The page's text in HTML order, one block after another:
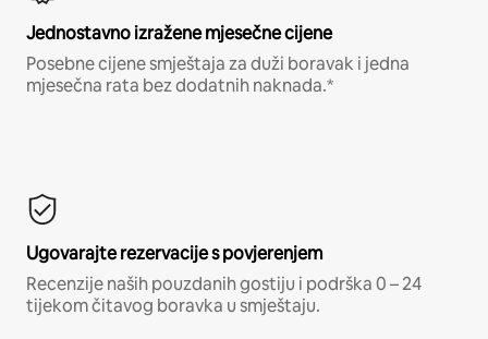
Jednostavno izražene mjesečne cijene
Posebne cijene smještaja za duži boravak i jedna
mjesečna rata bez dodatnih naknada.*
Ugovarajte rezervacije s povjerenjem
Recenzije naših pouzdanih gostiju i podrška 0 – 24
tijekom čitavog boravka u smještaju.